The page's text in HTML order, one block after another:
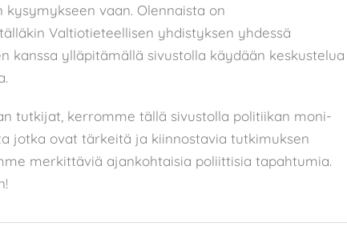
vaan. Olennaista on
Valtiotieteellisen yhdistyksen yhdessä
kanssa ylläpitämällä sivustolla käydään keskustelua
tutkijat, kerromme tällä sivustolla politiikan moni-
jotka ovat tärkeitä ja kiinnostavia tutkimuksen
merkittäviä ajankohtaisia poliittisia tapahtumia.